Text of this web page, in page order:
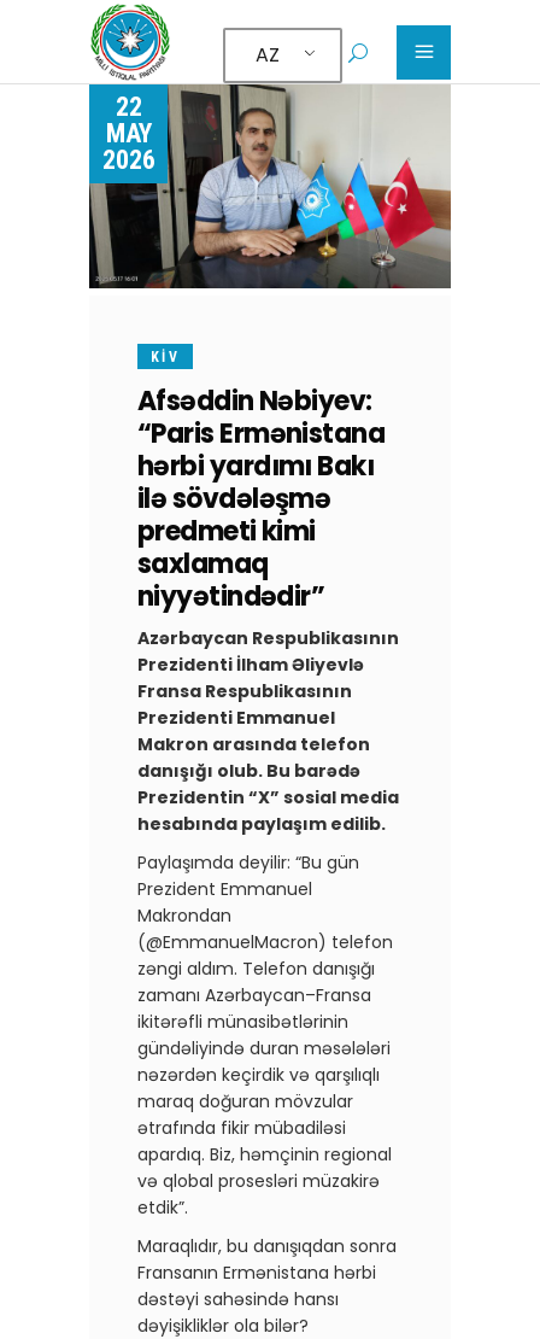
AZ
22
MAY
2026
KİV
Afsəddin Nəbiyev:
“Paris Ermənistana
hərbi yardımı Bakı
ilə sövdələşmə
predmeti kimi
saxlamaq
niyyətindədir”
Azərbaycan Respublikasının
Prezidenti İlham Əliyevlə
Fransa Respublikasının
Prezidenti Emmanuel
Makron arasında telefon
danışığı olub. Bu barədə
Prezidentin “X” sosial media
hesabında paylaşım edilib.
Paylaşımda deyilir: “Bu gün
Prezident Emmanuel
Makrondan
(@EmmanuelMacron) telefon
zəngi aldım. Telefon danışığı
zamanı Azərbaycan–Fransa
ikitərəfli münasibətlərinin
gündəliyində duran məsələləri
nəzərdən keçirdik və qarşılıqlı
maraq doğuran mövzular
ətrafında fikir mübadiləsi
apardıq. Biz, həmçinin regional
və qlobal prosesləri müzakirə
etdik”.
Maraqlıdır, bu danışıqdan sonra
Fransanın Ermənistana hərbi
dəstəyi sahəsində hansı
dəyişikliklər ola bilər?